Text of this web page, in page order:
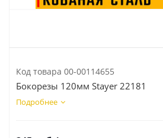
Код товара 00-00114655
Бокорезы 120мм Stayer 22181
Подробнее